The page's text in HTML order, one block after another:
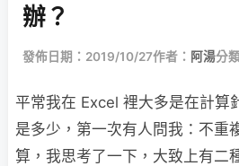
辦？
發佈日期：2019/10/27作者： 阿湯分
平常我在 Excel 裡大多是在計算
是多少，第一次有人問我：不重
算，我思考了一下，大致上有二